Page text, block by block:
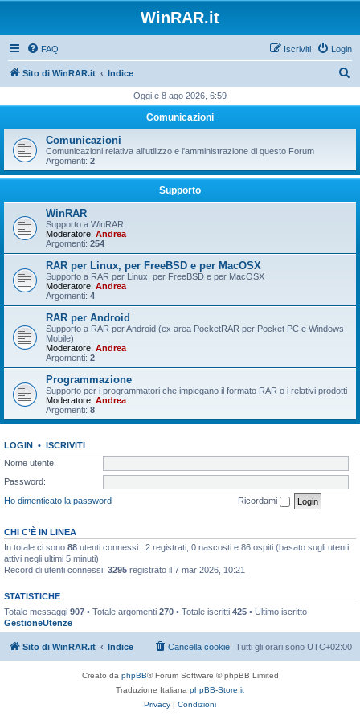
WinRAR.it
FAQ Login
Iscriviti
Sito di WinRAR.it Indice
c
Oggi è 8 ago 2026, 6:59
Comunicazioni
Comunicazioni
Comunicazioni relativa all'utilizzo e l'amministrazione di questo Forum
Argomenti: 2
Supporto
WinRAR
Supporto a WinRAR
Moderatore: Andrea
Argomenti: 254
RAR per Linux, per FreeBSD e per MacOSX
Supporto a RAR per Linux, per FreeBSD e per MacOSX
Moderatore: Andrea
Argomenti: 4
RAR per Android
Supporto a RAR per Android (ex area PocketRAR per Pocket PC e Windows
Mobile)
Moderatore: Andrea
Argomenti: 2
Programmazione
Supporto per i programmatori che impiegano il formato RAR o i relativi prodotti
Moderatore: Andrea
Argomenti: 8
LOGIN • ISCRIVITI
Nome utente:
Password:
Ho dimenticato la password
Ricordami
CHI C’È IN LINEA
In totale ci sono 88 utenti connessi : 2 registrati, 0 nascosti e 86 ospiti (basato sugli utenti
attivi negli ultimi 5 minuti)
Record di utenti connessi: 3295 registrato il 7 mar 2026, 10:21
STATISTICHE
Totale messaggi 907 • Totale argomenti 270 • Totale iscritti 425 • Ultimo iscritto
GestioneUtenze
Sito di WinRAR.it Indice Tutti gli orari sono UTC+02:00
Cancella cookie
Creato da phpBB® Forum Software © phpBB Limited
Traduzione Italiana phpBB-Store.it
Privacy | Condizioni